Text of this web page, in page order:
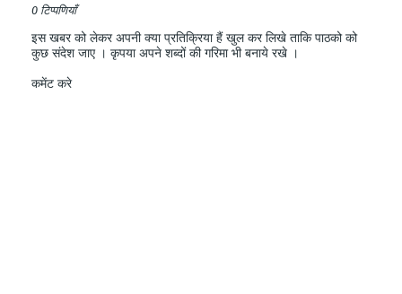
0 टिप्पणियाँ
इस खबर को लेकर अपनी क्या प्रतिक्रिया हैं खुल कर लिखे ताकि पाठको को
कुछ संदेश जाए । कृपया अपने शब्दों की गरिमा भी बनाये रखे ।
कमेंट करे